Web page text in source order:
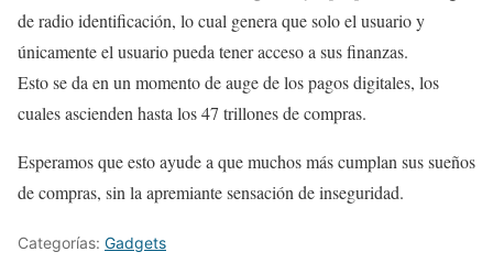
de radio identificación, lo cual genera que solo el usuario y
únicamente el usuario pueda tener acceso a sus finanzas.
Esto se da en un momento de auge de los pagos digitales, los
cuales ascienden hasta los 47 trillones de compras.
Esperamos que esto ayude a que muchos más cumplan sus sueños
de compras, sin la apremiante sensación de inseguridad.
Categorías: Gadgets